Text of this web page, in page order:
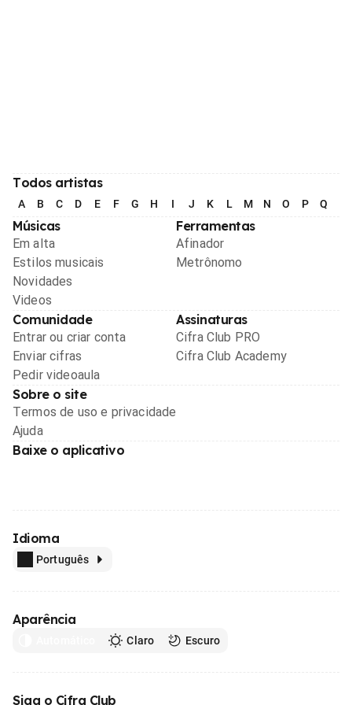
Todos artistas
A B C D E F G H I J K L M N O P Q
Músicas
Em alta
Estilos musicais
Novidades
Videos
Ferramentas
Afinador
Metrônomo
Comunidade
Entrar ou criar conta
Enviar cifras
Pedir videoaula
Assinaturas
Cifra Club PRO
Cifra Club Academy
Sobre o site
Termos de uso e privacidade
Ajuda
Baixe o aplicativo
Idioma
Português
Aparência
Claro Escuro
Siga o Cifra Club